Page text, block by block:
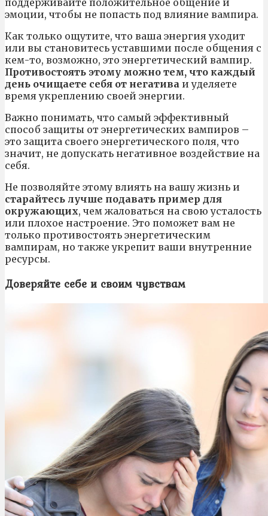
эмоции, чтобы не попасть под влияние вампира.
Как только ощутите, что ваша энергия уходит
или вы становитесь уставшими после общения с
кем-то, возможно, это энергетический вампир.
Противостоять этому можно тем, что каждый
день очищаете себя от негатива и уделяете
время укреплению своей энергии.
Важно понимать, что самый эффективный
способ защиты от энергетических вампиров –
это защита своего энергетического поля, что
значит, не допускать негативное воздействие на
себя.
Не позволяйте этому влиять на вашу жизнь и
старайтесь лучше подавать пример для
окружающих, чем жаловаться на свою усталость
или плохое настроение. Это поможет вам не
только противостоять энергетическим
вампирам, но также укрепит ваши внутренние
ресурсы.
Доверяйте себе и своим чувствам